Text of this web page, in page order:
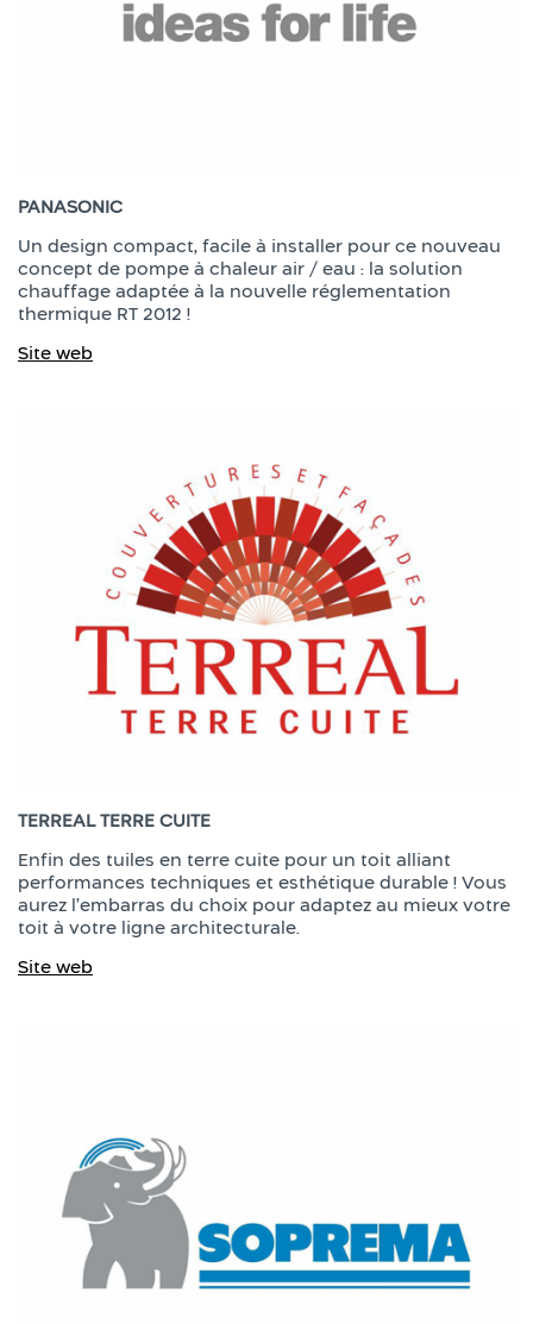
PANASONIC
Un design compact, facile à installer pour ce nouveau
concept de pompe à chaleur air / eau : la solution
chauffage adaptée à la nouvelle réglementation
thermique RT 2012 !
Site web
TERREAL TERRE CUITE
Enfin des tuiles en terre cuite pour un toit alliant
performances techniques et esthétique durable ! Vous
aurez l’embarras du choix pour adaptez au mieux votre
toit à votre ligne architecturale.
Site web